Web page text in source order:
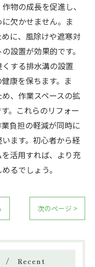
物の成長を促進し、
欠かせません。ま
に、風除けや遮寒対
設置が効果的です。
する排水溝の設置
康を保ちます。ま
、作業スペースの拡
。これらのリフォー
負担の軽減が同時に
ます。初心者から経
活用すれば、より充
るでしょう。
次のページ >
Recent